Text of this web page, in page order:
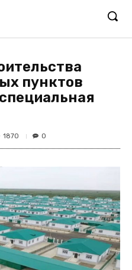
пунктов
1870 0